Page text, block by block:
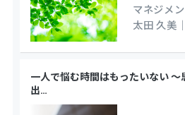
マネジメ
太田 久美 ｜
一人で悩む時間はもったいない
出…